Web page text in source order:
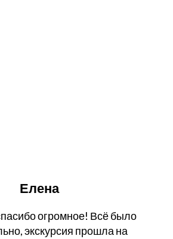
Елена
огромное! Всё было
экскурсия прошла на